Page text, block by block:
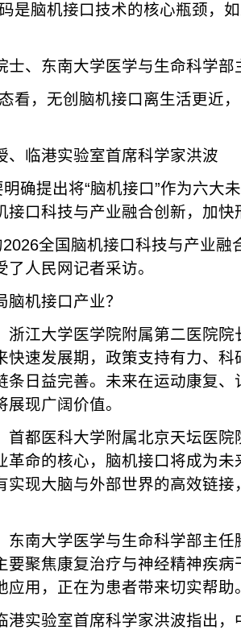
是脑机接口技术的核心瓶颈，
、东南大学医学与生命科学部
看，无创脑机接口离生活更近
临港实验室首席科学家洪波
明确提出将“脑机接口”作为六大
接口科技与产业融合创新，加
全国脑机接口科技与产业融
人民网记者采访。
机接口产业？
浙江大学医学院附属第二医院
快速发展期，政策支持有力、
条日益完善。未来在运动康复
现广阔价值。
首都医科大学附属北京天坛医
革命的核心，脑机接口将成为
实现大脑与外部世界的高效链
东南大学医学与生命科学部主
要聚焦康复治疗与神经精神疾
应用，正在为患者带来切实帮助
港实验室首席科学家洪波指出